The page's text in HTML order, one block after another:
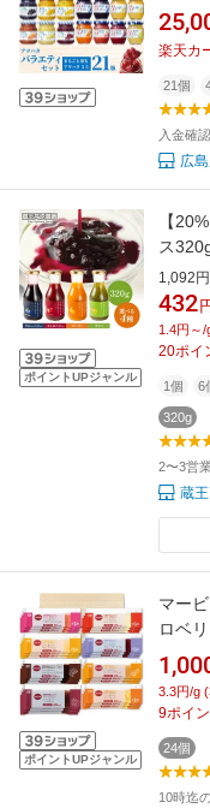
瓶 ア
9瓶（
ーベ
じく
楽天カ
21個
入金確
広
ポイントUPジャンル
【
ス
ゴー
ソー
買い
1,092
432
1.4円～/
20ポイ
1個 6
320g
2〜3営
蔵
ポイントUPジャンル
マー
ロベ
ト／
ッツ
3.3円/g
9ポイン
24個
10時迄